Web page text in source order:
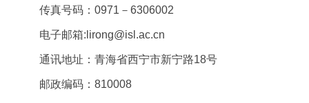
传真号码：0971－6306002
电子邮箱:lirong@isl.ac.cn
通讯地址：青海省西宁市新宁路18号
邮政编码：810008